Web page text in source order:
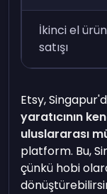
İkinci el ürün
satışı
Etsy,
yaratıcının
uluslararası
platform. Bu,
çünkü hobi